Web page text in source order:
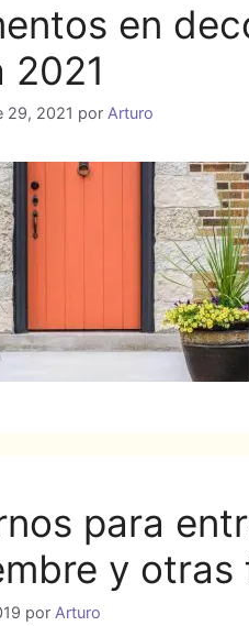
en
2021
29, 2021 por Arturo
para
y otras
por Arturo